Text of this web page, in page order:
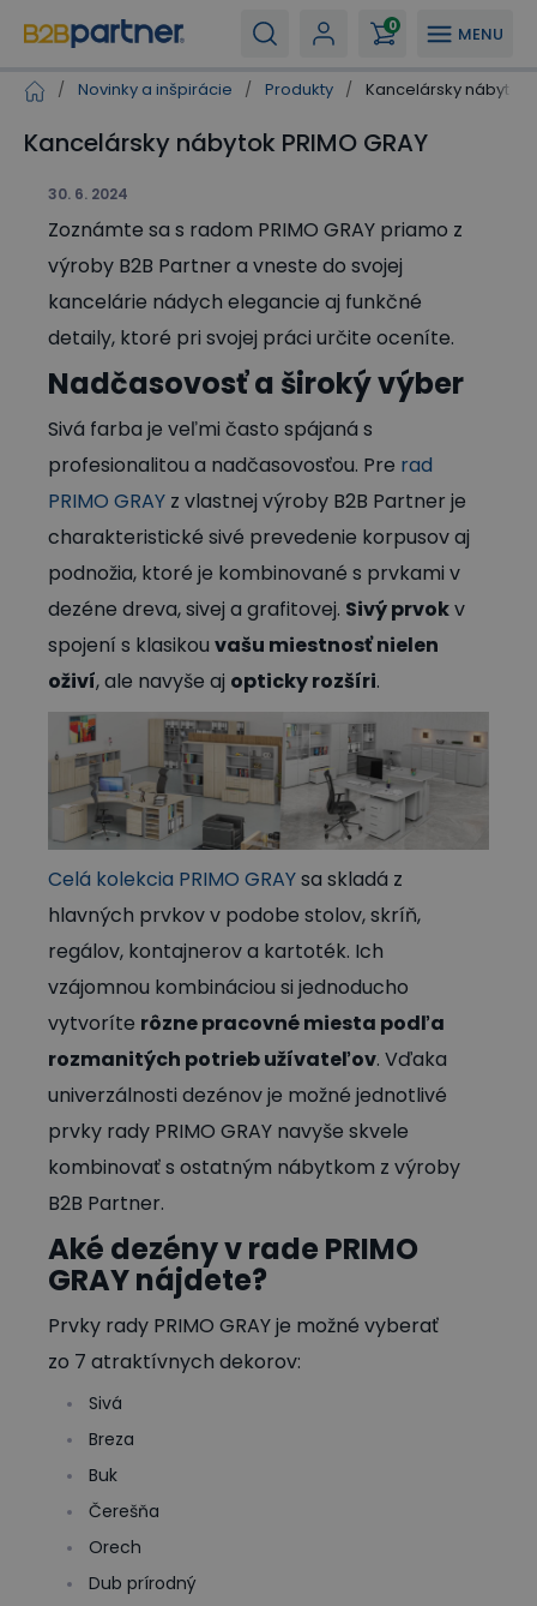
MENU
0
/ Novinky a inšpirácie / Produkty / Kancelársky nábytok
Kancelársky nábytok PRIMO GRAY
30. 6. 2024
Zoznámte sa s radom PRIMO GRAY priamo z
výroby B2B Partner a vneste do svojej
kancelárie nádych elegancie aj funkčné
detaily, ktoré pri svojej práci určite oceníte.
Nadčasovosť a široký výber
Sivá farba je veľmi často spájaná s
profesionalitou a nadčasovosťou. Pre rad
PRIMO GRAY z vlastnej výroby B2B Partner je
charakteristické sivé prevedenie korpusov aj
podnožia, ktoré je kombinované s prvkami v
dezéne dreva, sivej a grafitovej. Sivý prvokv
spojení s klasikou vašu miestnosť nielen
oživí, ale navyše aj opticky rozšíri.
Celá kolekcia PRIMO GRAYsa skladá z
hlavných prvkov v podobe stolov, skríň,
regálov, kontajnerov a kartoték. Ich
vzájomnou kombináciou si jednoducho
vytvoríte rôzne pracovné miesta podľa
rozmanitých potrieb užívateľov. Vďaka
univerzálnosti dezénov je možné jednotlivé
prvky rady PRIMO GRAY navyše skvele
kombinovať s ostatným nábytkom z výroby
B2B Partner.
Aké dezény v rade PRIMO
GRAY nájdete?
Prvky rady PRIMO GRAY je možné vyberať
zo 7 atraktívnych dekorov:
Sivá
Breza
Buk
Čerešňa
Orech
Dub prírodný